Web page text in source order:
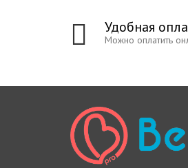
Удобная
Можно оплатить